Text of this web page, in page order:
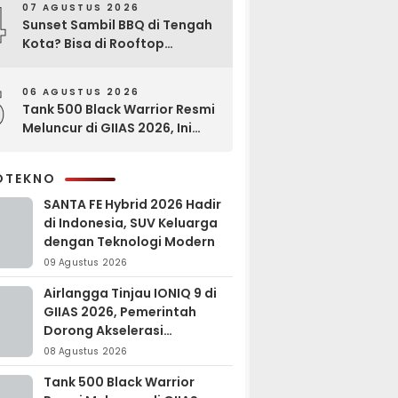
07 AGUSTUS 2026
Sunset Sambil BBQ di Tengah
Kota? Bisa di Rooftop
06 AGUSTUS 2026
Tank 500 Black Warrior Resmi
Meluncur di GIIAS 2026, Ini
SANTA FE Hybrid 2026 Hadir
di Indonesia, SUV Keluarga
dengan Teknologi Modern
09 Agustus 2026
Airlangga Tinjau IONIQ 9 di
GIIAS 2026, Pemerintah
Dorong Akselerasi
Kendaraan Listrik
08 Agustus 2026
Tank 500 Black Warrior